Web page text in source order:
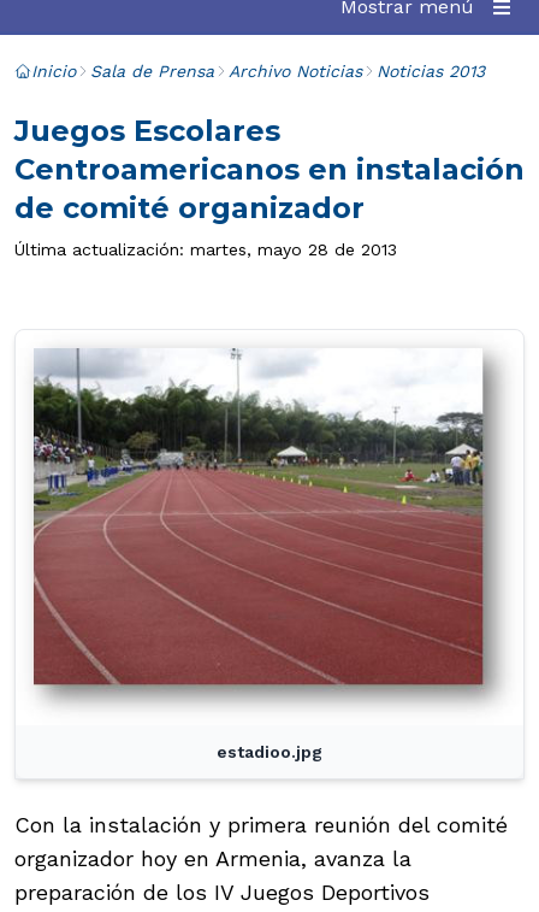
Mostrar menú
Inicio Sala de Prensa Archivo Noticias Noticias 2013
Juegos Escolares
Centroamericanos en instalación
de comité organizador
Última actualización: martes, mayo 28 de 2013
estadioo.jpg
Con la instalación y primera reunión del comité
organizador hoy en Armenia, avanza la
preparación de los IV Juegos Deportivos